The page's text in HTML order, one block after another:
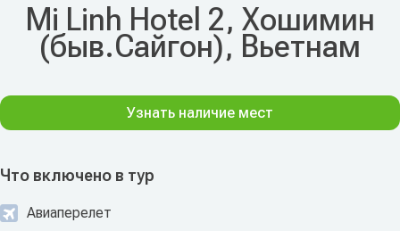
Mi Linh Hotel 2, Хошимин
(быв.Сайгон), Вьетнам
Что включено в тур
Авиаперелет
Узнать наличие мест